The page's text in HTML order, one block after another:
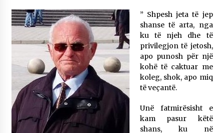
” Shpesh jeta të jep
shanse të arta, nga
ku të njeh dhe të
privilegjon të jetosh,
apo punosh për një
kohë të caktuar me
koleg, shok, apo miq
të veçantë.
Unë fatmirësisht e
kam pasur këtë
shans, ku në